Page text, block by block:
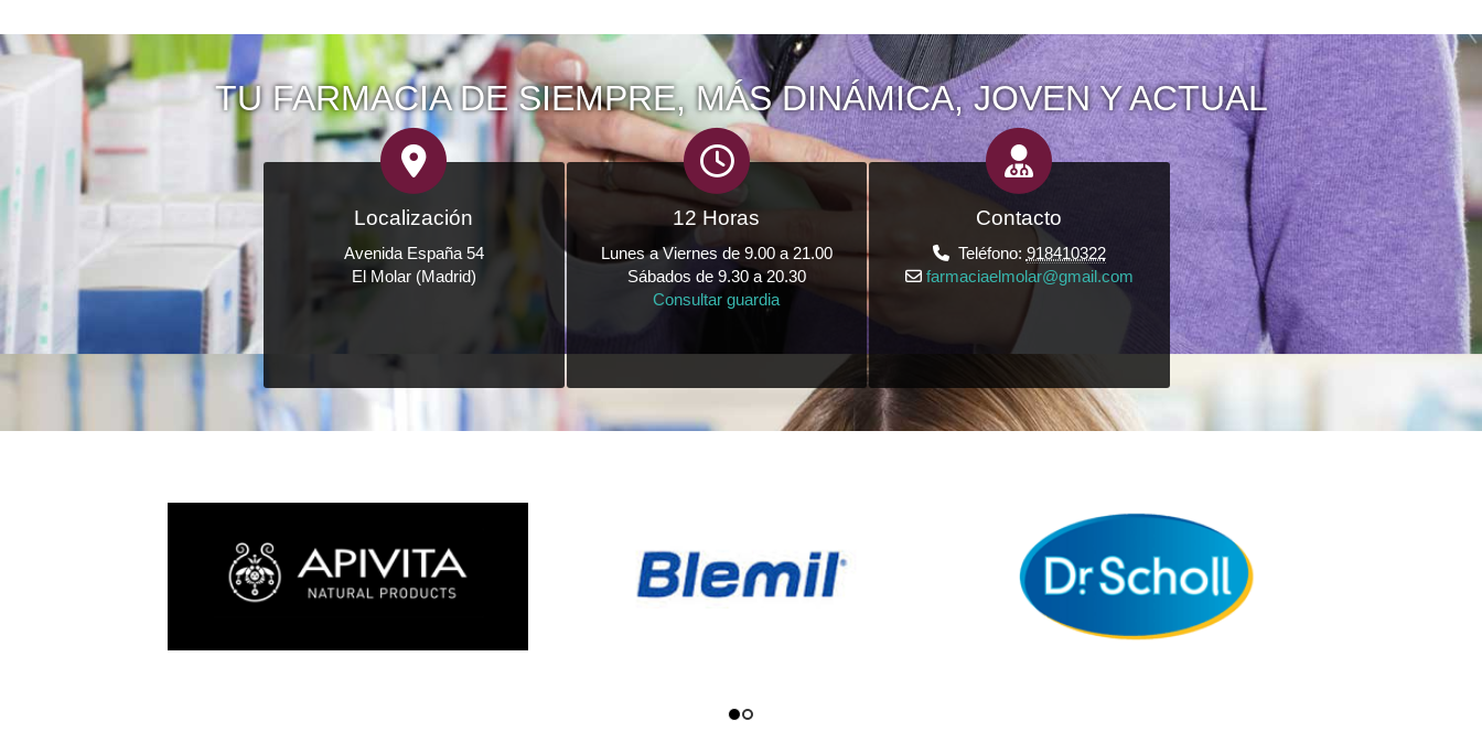
TU FARMACIA DE SIEMPRE, MÁS DINÁMICA, JOVEN Y ACTUAL
Localización
Avenida España 54
El Molar (Madrid)
12 Horas
Lunes a Viernes de 9.00 a 21.00
Sábados de 9.30 a 20.30
Consultar guardia
Contacto
Teléfono: 918410322
farmaciaelmolar@gmail.com